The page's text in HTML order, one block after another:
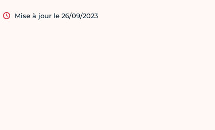
Mise à jour le 26/09/2023